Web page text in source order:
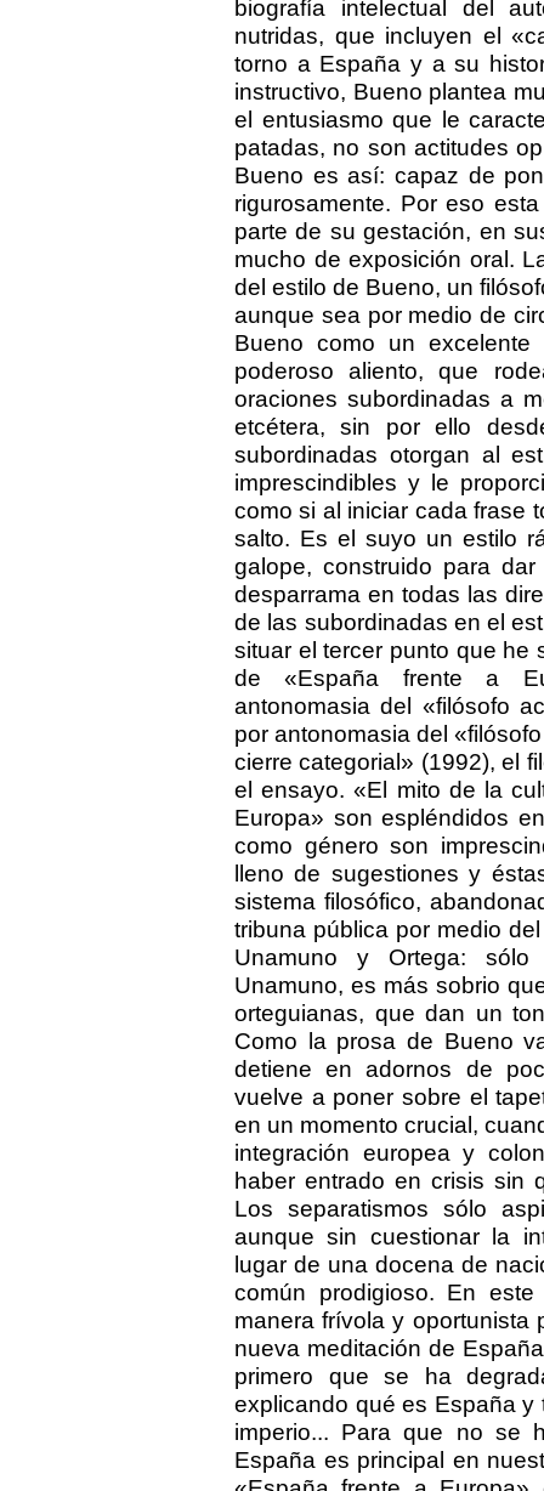
biografía intelectual del
nutridas, que incluyen el
torno a España y a su
instructivo, Bueno plantea
el entusiasmo que le
patadas, no son actitudes
Bueno es así: capaz de
rigurosamente. Por eso
parte de su gestación, en
mucho de exposición oral.
del estilo de Bueno, un
aunque sea por medio de
Bueno como un
poderoso aliento, que
oraciones subordinadas a
etcétera, sin por ello
subordinadas otorgan al
imprescindibles y le
como si al iniciar cada frase
salto. Es el suyo un estilo
galope, construido para
desparrama en todas las
de las subordinadas en el
situar el tercer punto que he
de «España frente a
antonomasia del «filósofo
por antonomasia del
cierre categorial» (1992), el
el ensayo. «El mito de la
Europa» son espléndidos
como género son
lleno de sugestiones y
sistema filosófico,
tribuna pública por medio
Unamuno y Ortega:
Unamuno, es más sobrio
orteguianas, que dan un
Como la prosa de Bueno
detiene en adornos de
vuelve a poner sobre el
en un momento crucial,
integración europea y
haber entrado en crisis sin
Los separatismos sólo
aunque sin cuestionar la
lugar de una docena de
común prodigioso. En
manera frívola y oportunista
nueva meditación de
primero que se ha
explicando qué es España
imperio... Para que no se
España es principal en